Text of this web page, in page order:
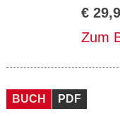
€
Zum
BUCH PDF